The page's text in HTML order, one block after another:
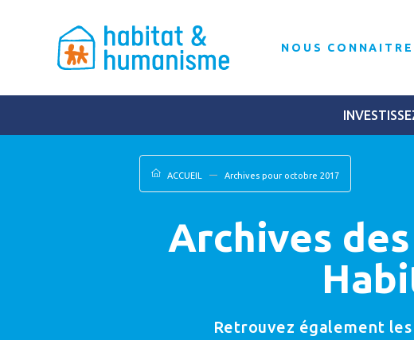
NOUS CONNAITRE
ACCUEIL Archives pour octobre 2017
Archives
Retrouvez également les